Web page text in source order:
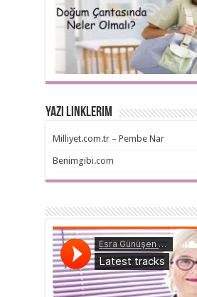
Yazı Linklerim
Milliyet.com.tr – Pembe Nar
Benimgibi.com